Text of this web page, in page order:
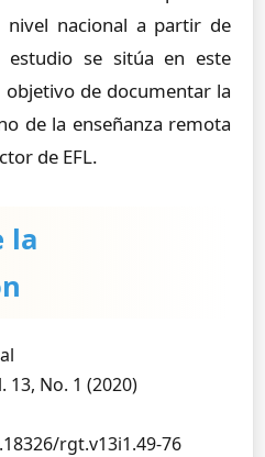
nivel nacional a partir de
se sitúa en este
de documentar la
de la enseñanza remota
de EFL.
la
13, No. 1 (2020)
rgt.v13i1.49-76